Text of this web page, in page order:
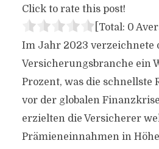
Click to rate this post!
[Total: 0
Im Jahr 2023 verzeichnete
Versicherungsbranche ein
Prozent, was die schnellste
vor der globalen
erzielten die Versicherer
Prämieneinnahmen in